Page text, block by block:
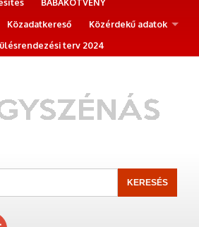
BABAKÖTVÉNY
Közadatkereső
Közérdekű adatok
terv 2024